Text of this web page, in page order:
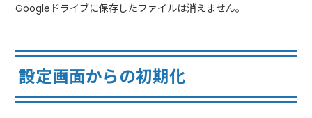
Googleドライブに保存したファイルは消えません。
設定画面からの初期化